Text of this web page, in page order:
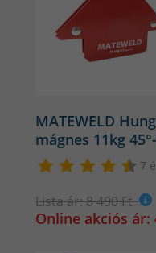
MATEWELD
mágnes 11kg
7
Lista ár: 8 490 Ft
Online akciós ár: